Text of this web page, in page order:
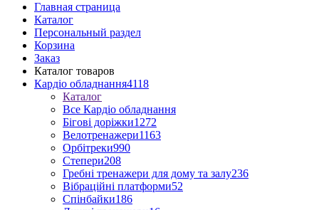
Главная страница
Каталог
Персональный раздел
Корзина
Заказ
Каталог товаров
Кардіо обладнання4118
Каталог
Все Кардіо обладнання
Бігові доріжки1272
Велотренажери1163
Орбітреки990
Степери208
Гребні тренажери для дому та залу236
Вібраційні платформи52
Спінбайки186